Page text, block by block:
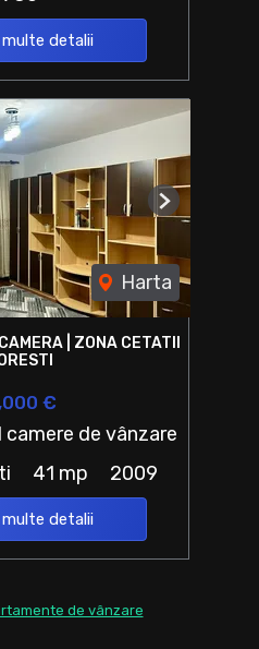
multe detalii
Harta
Next
| ZONA CETATII
€
de vânzare
41 mp 2009
multe detalii
de vânzare